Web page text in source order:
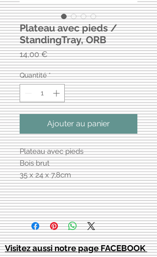
Plateau avec pieds /
StandingTray, ORB
14,00 €Prix
Quantité *
Ajouter au panier
Plateau avec pieds
Bois brut
35 x 24 x 7,8cm
Visitez aussi notre page FACEBOOK